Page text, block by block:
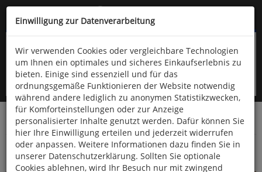
Kompletten Head der Seite überspringen
oder (06766) 9323-960
Startseite Bücher Verschiedene Sachgebiete
Neue Dinge aus alten Stoffen
Einwilligung zur Datenverarbeitung
Wir verwenden Cookies oder vergleichbare Technologien
um Ihnen ein optimales und sicheres Einkaufserlebnis zu
bieten. Einige sind essenziell und für das
ordnungsgemäße Funktionieren der Website notwendig
während andere lediglich zu anonymen Statistikzwecken,
für Komforteinstellungen oder zur Anzeige
personalisierter Inhalte genutzt werden. Dafür können Sie
hier Ihre Einwilligung erteilen und jederzeit widerrufen
oder anpassen. Weitere Informationen dazu finden Sie in
unserer Datenschutzerklärung. Sollten Sie optionale
Cookies ablehnen, wird Ihr Besuch nur mit zwingend